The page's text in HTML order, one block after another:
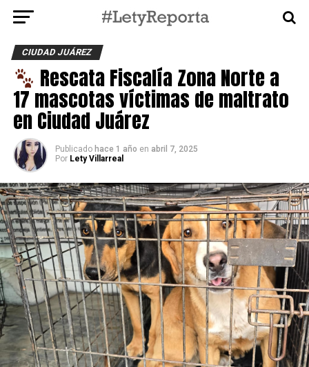
CIUDAD JUÁREZ
Rescata Fiscalía Zona Norte a
17 mascotas víctimas de maltrato
en Ciudad Juárez
Publicado hace 1 año en abril 7, 2025
Por Lety Villarreal